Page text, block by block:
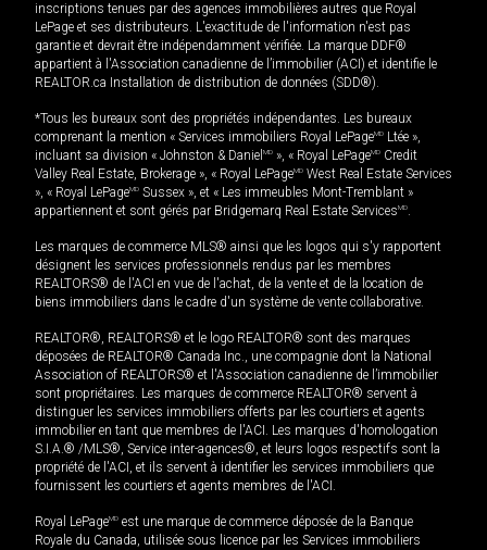
inscriptions tenues par des agences immobilières autres que Royal
LePage et ses distributeurs. L'exactitude de l'information n'est pas
garantie et devrait être indépendamment vérifiée. La marque DDF®
appartient à l'Association canadienne de l’immobilier (ACI) et identifie le
REALTOR.ca Installation de distribution de données (SDD®).
*Tous les bureaux sont des propriétés indépendantes. Les bureaux
comprenant la mention « Services immobiliers Royal LePageMD Ltée »,
incluant sa division « Johnston & Daniel MD », « Royal LePageMD Credit
Valley Real Estate, Brokerage », « Royal LePageMD West Real Estate Services
», « Royal LePageMD Sussex », et « Les immeubles Mont-Tremblant »
appartiennent et sont gérés par Bridgemarq Real Estate ServicesMD.
Les marques de commerce MLS® ainsi que les logos qui s'y rapportent
désignent les services professionnels rendus par les membres
REALTORS® de l'ACI en vue de l'achat, de la vente et de la location de
biens immobiliers dans le cadre d'un système de vente collaborative.
REALTOR®, REALTORS® et le logo REALTOR® sont des marques
déposées de REALTOR® Canada Inc., une compagnie dont la National
Association of REALTORS® et l'Association canadienne de l’immobilier
sont propriétaires. Les marques de commerce REALTOR® servent à
distinguer les services immobiliers offerts par les courtiers et agents
immobilier en tant que membres de l'ACI. Les marques d'homologation
S.I.A.® /MLS®, Service inter-agences®, et leurs logos respectifs sont la
propriété de l'ACI, et ils servent à identifier les services immobiliers que
fournissent les courtiers et agents membres de l'ACI.
Royal LePageMD est une marque de commerce déposée de la Banque
Royale du Canada, utilisée sous licence par les Services immobiliers